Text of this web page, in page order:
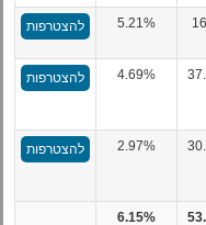
5.21% להצטרפות
4.69% להצטרפות
2.97% להצטרפות
6.15%